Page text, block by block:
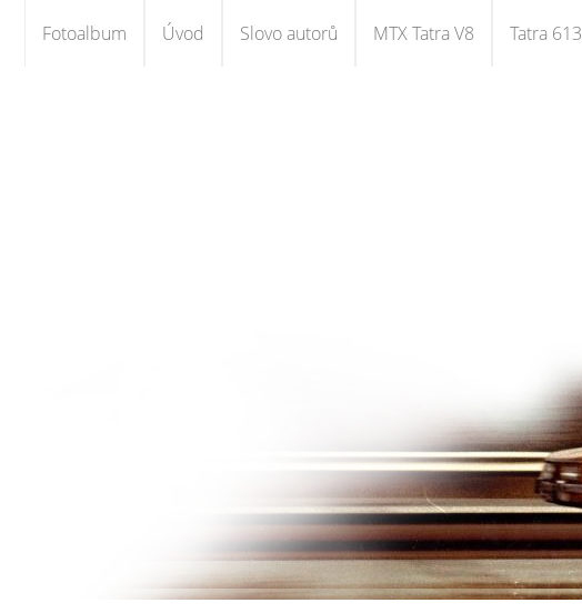
Fotoalbum Úvod Slovo autorů MTX Tatra V8 Tatra 613